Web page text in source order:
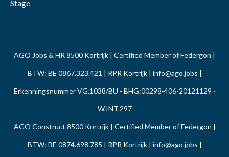
Stage
AGO Jobs & HR 8500 Kortrijk | Certified Member of Federgon |
BTW: BE 0867.323.421 | RPR Kortrijk | info@ago.jobs |
Erkenningsnummer VG.1038/BU - BHG:00298-406-20121129 -
W.INT.297
AGO Construct 8500 Kortrijk | Certified Member of Federgon |
BTW: BE 0874.698.785 | RPR Kortrijk | info@ago.jobs |